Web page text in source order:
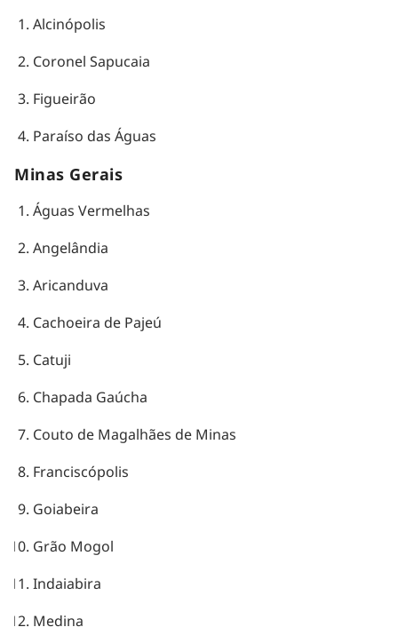
Alcinópolis
Coronel Sapucaia
Figueirão
Paraíso das Águas
Minas Gerais
Águas Vermelhas
Angelândia
Aricanduva
Cachoeira de Pajeú
Catuji
Chapada Gaúcha
Couto de Magalhães de Minas
Franciscópolis
Goiabeira
Grão Mogol
Indaiabira
Medina